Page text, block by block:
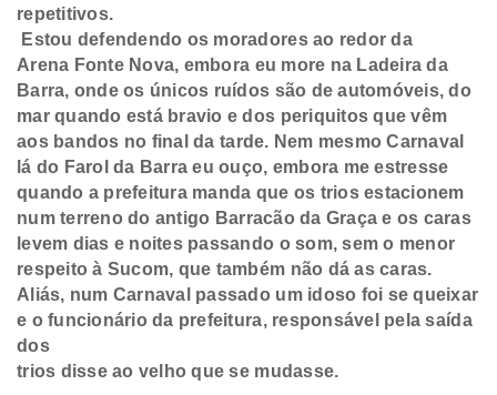
repetitivos.
Estou defendendo os moradores ao redor da
Arena Fonte Nova, embora eu more na Ladeira da
Barra, onde os únicos ruídos são deautomóveis, do
mar quando está bravio e dos periquitos que vêm
aos bandos no final da tarde. Nem mesmo Carnaval
lá do Farol da Barra eu ouço, embora meestresse
quando a prefeitura manda que os trios estacionem
num terreno do antigo Barracão da Graça e os caras
levem dias e noites passando o som, sem o menor
respeito à Sucom, que também não dá as caras.
Aliás, num Carnaval passado um idoso foi se queixar
e o funcionário da prefeitura, responsável pela saída
dos
trios disse ao velho que se mudasse.